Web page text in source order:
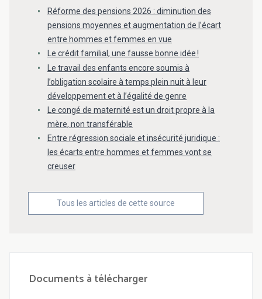
Réforme des pensions 2026 : diminution des
pensions moyennes et augmentation de l’écart
entre hommes et femmes en vue
Le crédit familial, une fausse bonne idée !
Le travail des enfants encore soumis à
l’obligation scolaire à temps plein nuit à leur
développement et à l’égalité de genre
Le congé de maternité est un droit propre à la
mère, non transférable
Entre régression sociale et insécurité juridique :
les écarts entre hommes et femmes vont se
creuser
Tous les articles de cette source
Documents à télécharger